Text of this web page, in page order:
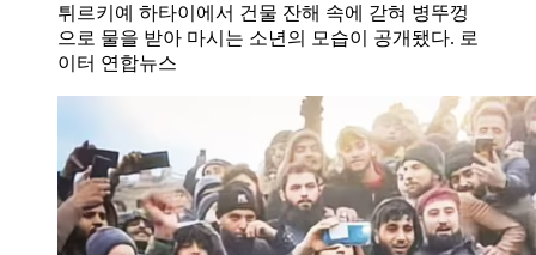
튀르키예 하타이에서 건물 잔해 속에 갇혀 병뚜껑
으로 물을 받아 마시는 소년의 모습이 공개됐다. 로
이터 연합뉴스